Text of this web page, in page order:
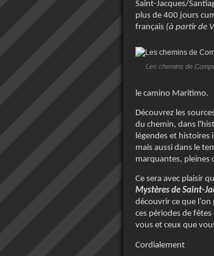
Saint-Jacques/
plus de 400 jours
français (à partir de
Les chemins de
le camino Maritimo.
Découvrez les
du chemin, dans
légendes et
mais aussi dans le
marquantes, pleines
Ce sera avec plaisir
Mystères de Saint-
découvrir ce que
ces périodes de fêtes
vous et ceux que
Cordialement